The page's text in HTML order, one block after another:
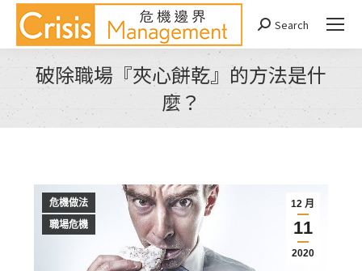
Search:
Search
破除職場『夾心餅乾』的方法是什
麼？
You are here:
12 月
11
2020
危機做法
職場危機